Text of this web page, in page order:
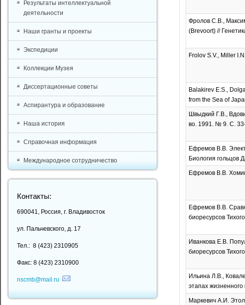
Фролов С.В.,
(Brevoort) //
Frolov S.V., Miller
Balakirev E.S.,
from the Sea of
Швыдкий Г.В.,
во. 1991. № 9. С.
Ефремов В.В.
Биология гольцов
Ефремов В.В.
Ефремов В.В.
биоресурсов
Иванкова Е.В.
биоресурсов
Ильина Л.В.,
этапах
Маркевич А.И.
Результаты интеллектуальной
деятельности
Наши гранты и проекты
Экспедиции
Коллекции Музея
Диссертационные советы
Аспирантура и образование
Наша история
Справочная информация
Международное сотрудничество
Контакты:
690041, Россия, г. Владивосток
ул. Пальчевского, д. 17
Тел.: 8 (423) 2310905
Факс: 8 (423) 2310900
nscmb@mail.ru